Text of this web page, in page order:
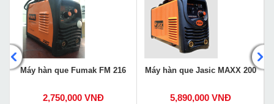
Máy hàn que Fumak FM 216
2,750,000 VNĐ
Máy hàn que Jasic MAXX 200
5,890,000 VNĐ